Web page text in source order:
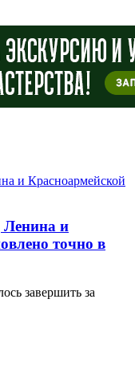
Ленина и
точно в
завершить за